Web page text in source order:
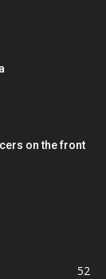
on the front
52